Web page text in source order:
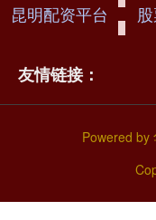
昆明配资平台
友情链接：
Powered by